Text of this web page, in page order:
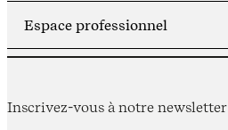
Inscrivez-vous à notre newsletter